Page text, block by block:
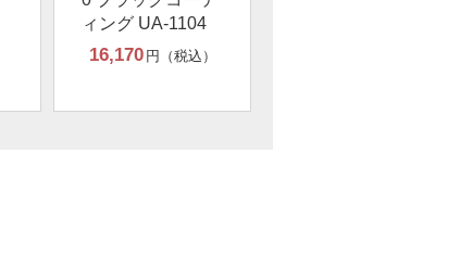
ィング UA-1104
16,170 円（税込）